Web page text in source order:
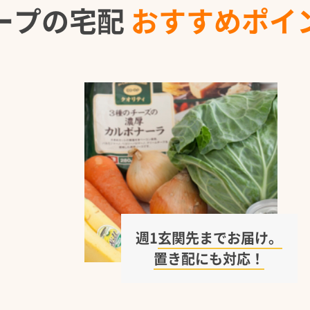
プの宅配 おすすめポイ
週1玄関先までお届け。
置き配にも対応！